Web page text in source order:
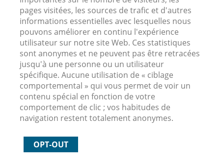
pages visitées, les sources de trafic et d'autres
informations essentielles avec lesquelles nous
pouvons améliorer en continu l'expérience
utilisateur sur notre site Web. Ces statistiques
sont anonymes et ne peuvent pas être retracées
jusqu'à une personne ou un utilisateur
spécifique. Aucune utilisation de « ciblage
comportemental » qui vous permet de voir un
contenu spécial en fonction de votre
comportement de clic ; vos habitudes de
navigation restent totalement anonymes.
OPT-OUT